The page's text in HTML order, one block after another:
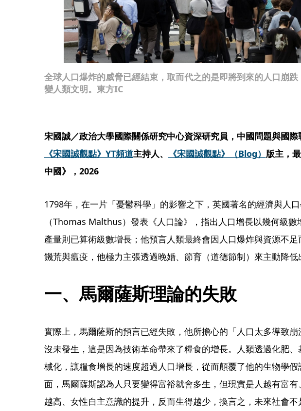
全球人口爆炸的威脅已經結束，取而代之的是即將到來的人口崩
變人類文明。東方IC
宋國誠／政治大學國際關係研究中心資深研究員，中國問題與國際
《宋國誠觀點》YT頻道主持人、 《宋國誠觀點》（Blog） 版主，
中國》，2026
1798年，在一片「憂鬱科學」的影響之下，英國著名的經濟與人
（Thomas Malthus）發表《人口論》，指出人口增長以幾何級數
產量則已算術級數增長；他預言人類最終會因人口爆炸與資源不足
饑荒與瘟疫，他極力主張透過晚婚、節育（道德節制）來主動降低
一、馬爾薩斯理論的失敗
實際上，馬爾薩斯的預言已經失敗，他所擔心的「人口太多導致崩
沒未發生，這是因為技術革命帶來了糧食的增長。人類透過化肥
械化，讓糧食增長的速度超過人口增長，從而顛覆了他的生物學假
面，馬爾薩斯認為人只要變得富裕就會多生，但現實是人越有富有
越高、女性自主意識的提升，反而生得越少，換言之，未來社會不